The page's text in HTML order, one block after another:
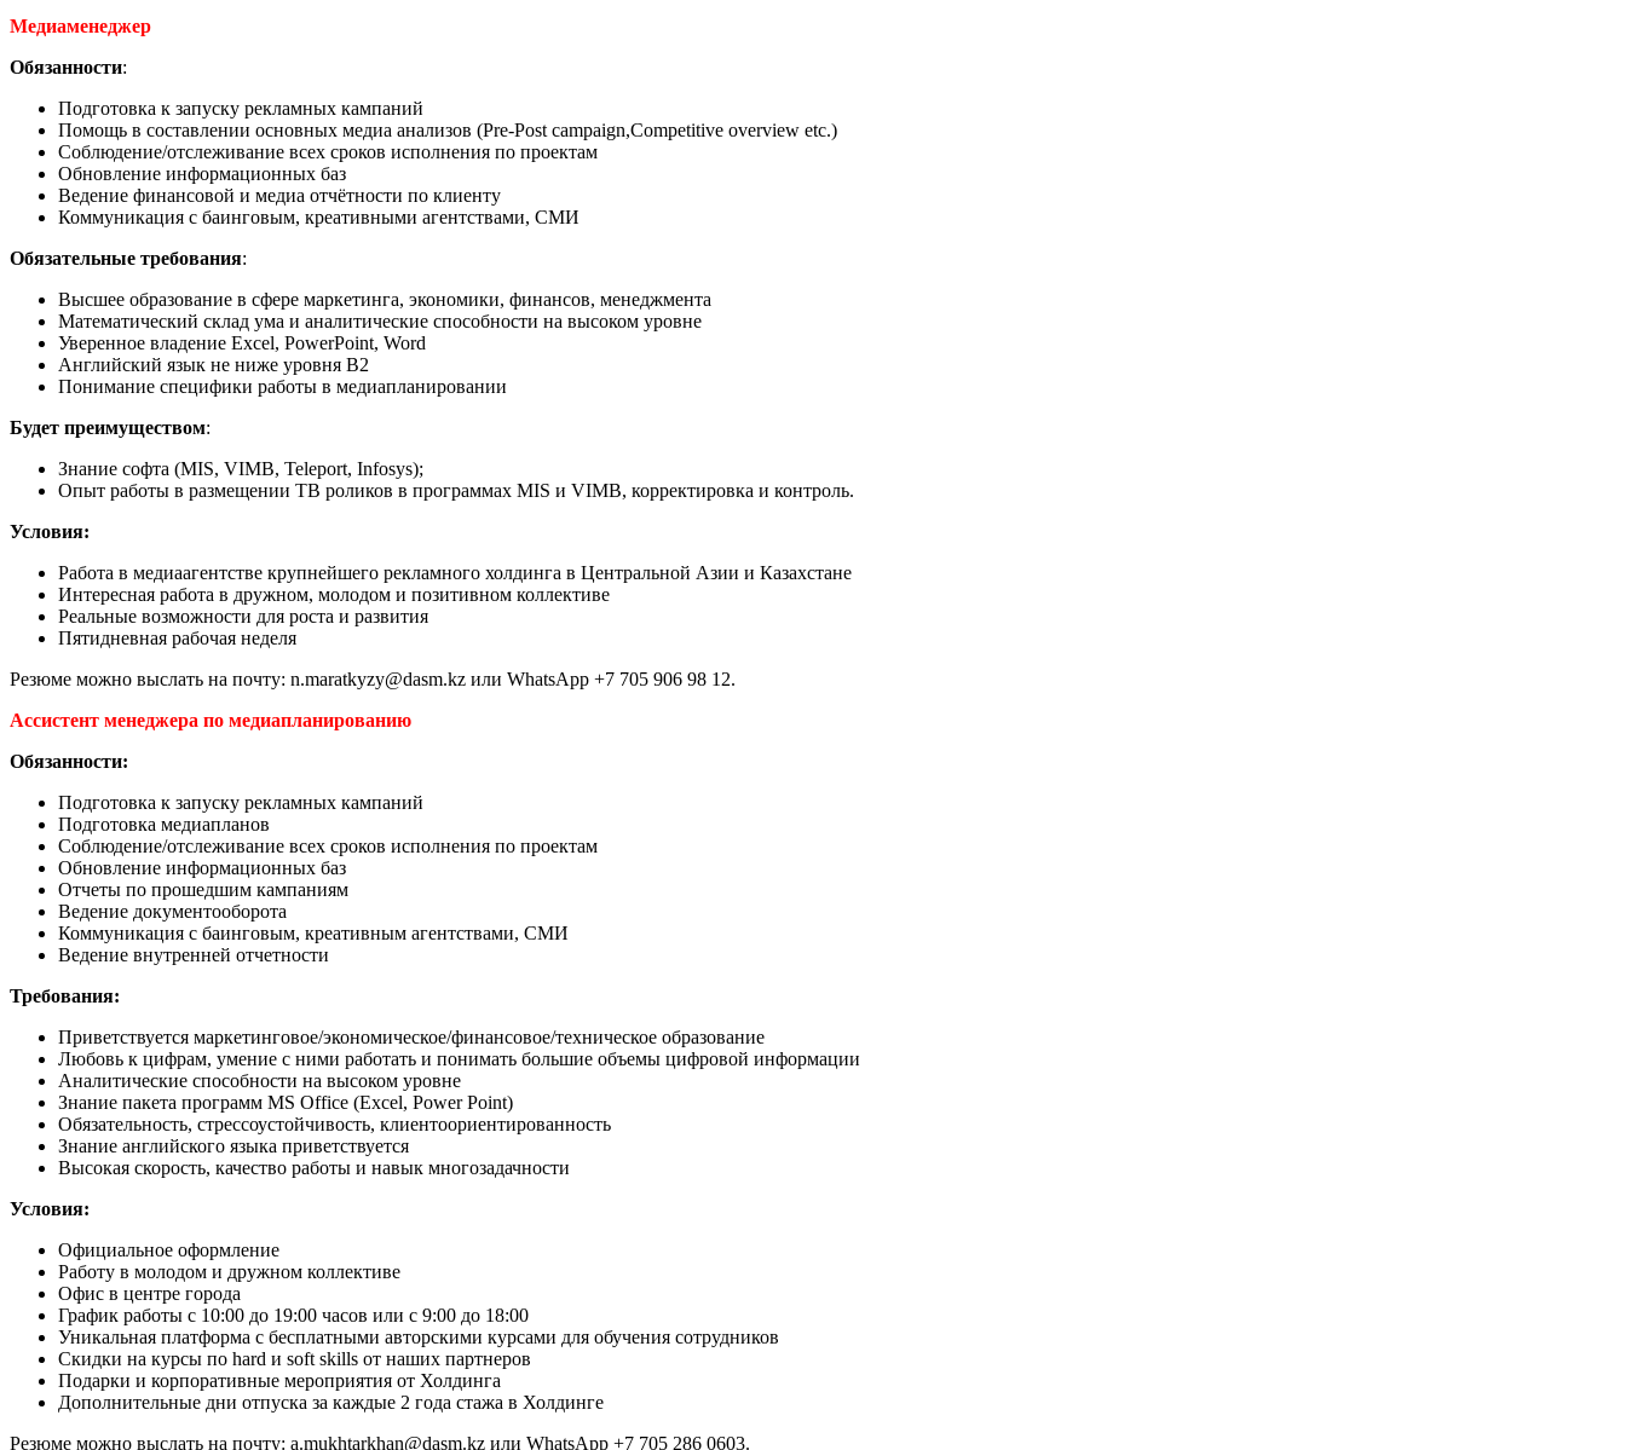
Медиаменеджер
Обязанности:
Подготовка к запуску рекламных кампаний
Помощь в составлении основных медиа анализов (Pre-Post campaign,Competitive overview etc.)
Соблюдение/отслеживание всех сроков исполнения по проектам
Обновление информационных баз
Ведение финансовой и медиа отчётности по клиенту
Коммуникация с баинговым, креативными агентствами, СМИ
Обязательные требования:
Высшее образование в сфере маркетинга, экономики, финансов, менеджмента
Математический склад ума и аналитические способности на высоком уровне
Уверенное владение Excel, PowerPoint, Word
Английский язык не ниже уровня B2
Понимание специфики работы в медиапланировании
Будет преимуществом:
Знание софта (MIS, VIMB, Teleport, Infosys);
Опыт работы в размещении ТВ роликов в программах MIS и VIMB, корректировка и контроль.
Условия:
Работа в медиаагентстве крупнейшего рекламного холдинга в Центральной Азии и Казахстане
Интересная работа в дружном, молодом и позитивном коллективе
Реальные возможности для роста и развития
Пятидневная рабочая неделя
Резюме можно выслать на почту: n.maratkyzy@dasm.kz или WhatsApp +7 705 906 98 12.
Ассистент менеджера по медиапланированию
Обязанности:
Подготовка к запуску рекламных кампаний
Подготовка медиапланов
Соблюдение/отслеживание всех сроков исполнения по проектам
Обновление информационных баз
Отчеты по прошедшим кампаниям
Ведение документооборота
Коммуникация с баинговым, креативным агентствами, СМИ
Ведение внутренней отчетности
Требования:
Приветствуется маркетинговое/экономическое/финансовое/техническое образование
Любовь к цифрам, умение с ними работать и понимать большие объемы цифровой информации
Аналитические способности на высоком уровне
Знание пакета программ MS Office (Excel, Power Point)
Обязательность, стрессоустойчивость, клиентоориентированность
Знание английского языка приветствуется
Высокая скорость, качество работы и навык многозадачности
Условия:
Официальное оформление
Работу в молодом и дружном коллективе
Офис в центре города
График работы с 10:00 до 19:00 часов или с 9:00 до 18:00
Уникальная платформа с бесплатными авторскими курсами для обучения сотрудников
Скидки на курсы по hard и soft skills от наших партнеров
Подарки и корпоративные мероприятия от Холдинга
Дополнительные дни отпуска за каждые 2 года стажа в Холдинге
Резюме можно выслать на почту: a.mukhtarkhan@dasm.kz или WhatsApp +7 705 286 0603.